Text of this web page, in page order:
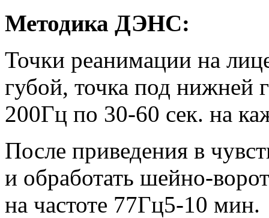
Методика ДЭНС:
Точки реанимации на
губой, точка под нижней
200Гц по 30-60 сек. на
После приведения в
и обработать шейно-
на частоте 77Гц5-10 мин.